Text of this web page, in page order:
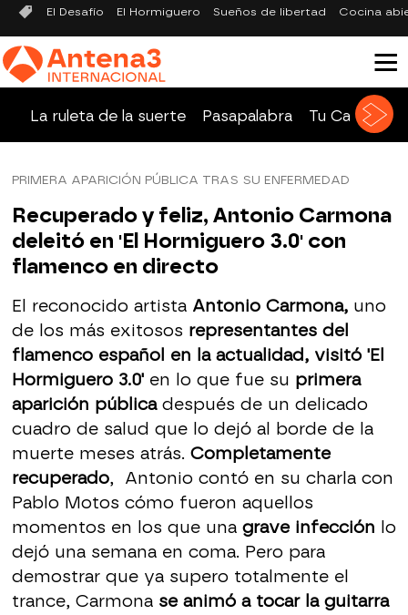
El Desafío El Hormiguero Sueños de libertad Cocina
La ruleta de la suerte Pasapalabra Tu Cara Me
PRIMERA APARICIÓN PÚBLICA TRAS SU ENFERMEDAD
Recuperado y feliz, Antonio Carmona
deleitó en 'El Hormiguero 3.0' con
flamenco en directo
El reconocido artista Antonio Carmona,uno
de los más exitosos representantes del
flamenco español en la actualidad, visitó 'El
Hormiguero 3.0'en lo que fue su primera
aparición públicadespués de un delicado
cuadro de salud que lo dejó al borde de la
muerte meses atrás. Completamente
recuperado, Antonio contó en su charla con
Pablo Motos cómo fueron aquellos
momentos en los que una grave infección lo
dejó una semana en coma. Pero para
demostrar que ya supero totalmente el
trance, Carmona se animó a tocar la guitarra